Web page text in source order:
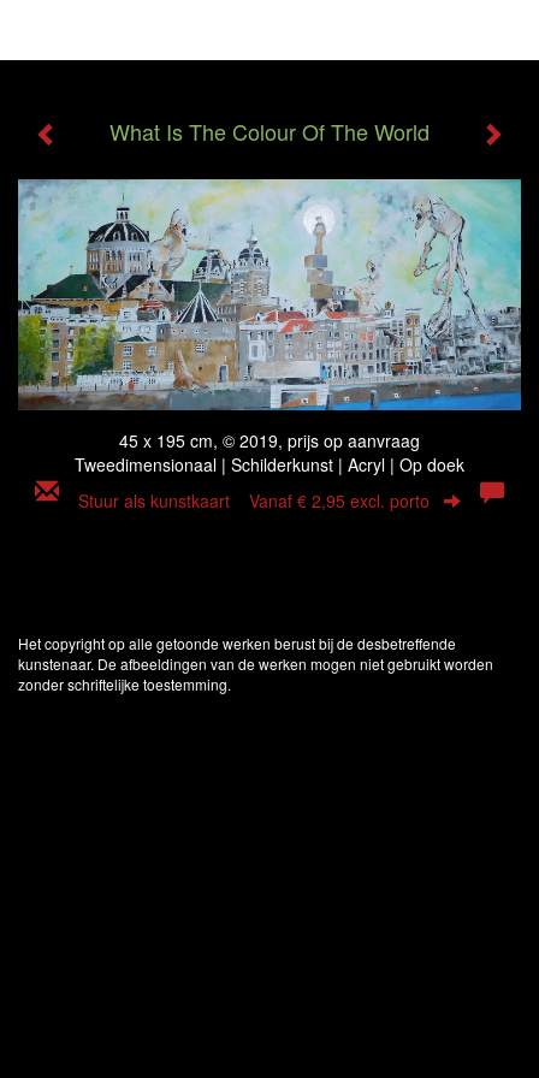
What Is The Colour Of The World
45 x 195 cm, © 2019, prijs op aanvraag
Tweedimensionaal | Schilderkunst | Acryl | Op doek
Stuur als kunstkaart Vanaf € 2,95 excl. porto
Het copyright op alle getoonde werken berust bij de desbetreffende
kunstenaar. De afbeeldingen van de werken mogen niet gebruikt worden
zonder schriftelijke toestemming.